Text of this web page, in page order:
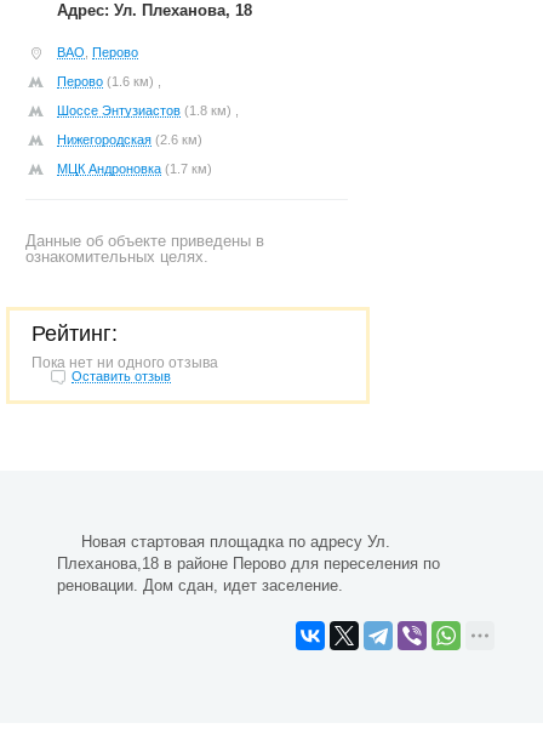
Адрес: Ул. Плеханова, 18
ВАО Перово
Перово (1.6 км) ,
Шоссе Энтузиастов (1.8 км) ,
Нижегородская (2.6 км)
МЦК Андроновка (1.7 км)
Данные об объекте приведены в
ознакомительных целях.
Рейтинг:
Пока нет ни одного отзыва
Оставить отзыв
Новая стартовая площадка по адресу Ул.
Плеханова,18 в районе Перово для переселения по
реновации. Дом сдан, идет заселение.